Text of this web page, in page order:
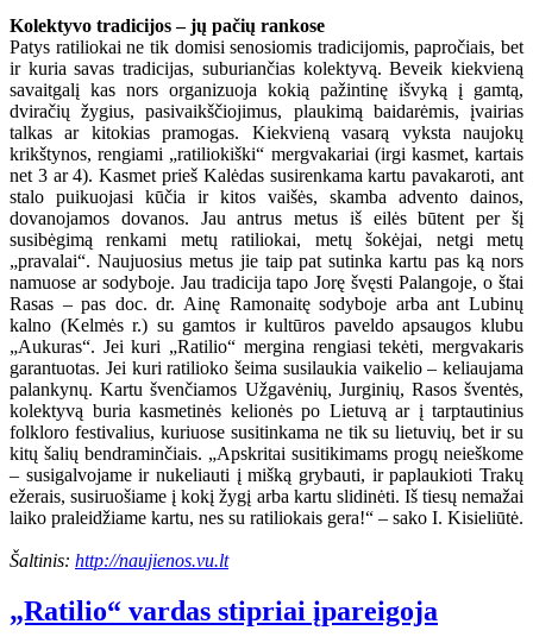
Kolektyvo tradicijos – jų pačių rankose
Patys ratiliokai ne tik domisi senosiomis tradicijomis, papročiais, bet
ir kuria savas tradicijas, suburiančias kolektyvą. Beveik kiekvieną
savaitgalį kas nors organizuoja kokią pažintinę išvyką į gamtą,
dviračių žygius, pasivaikščiojimus, plaukimą baidarėmis, įvairias
talkas ar kitokias pramogas. Kiekvieną vasarą vyksta naujokų
krikštynos, rengiami „ratiliokiški“ mergvakariai (irgi kasmet, kartais
net 3 ar 4). Kasmet prieš Kalėdas susirenkama kartu pavakaroti, ant
stalo puikuojasi kūčia ir kitos vaišės, skamba advento dainos,
dovanojamos dovanos. Jau antrus metus iš eilės būtent per šį
susibėgimą renkami metų ratiliokai, metų šokėjai, netgi metų
„pravalai“. Naujuosius metus jie taip pat sutinka kartu pas ką nors
namuose ar sodyboje. Jau tradicija tapo Jorę švęsti Palangoje, o štai
Rasas – pas doc. dr. Ainę Ramonaitę sodyboje arba ant Lubinų
kalno (Kelmės r.) su gamtos ir kultūros paveldo apsaugos klubu
„Aukuras“. Jei kuri „Ratilio“ mergina rengiasi tekėti, mergvakaris
garantuotas. Jei kuri ratilioko šeima susilaukia vaikelio – keliaujama
palankynų. Kartu švenčiamos Užgavėnių, Jurginių, Rasos šventės,
kolektyvą buria kasmetinės kelionės po Lietuvą ar į tarptautinius
folkloro festivalius, kuriuose susitinkama ne tik su lietuvių, bet ir su
kitų šalių bendraminčiais. „Apskritai susitikimams progų neieškome
– susigalvojame ir nukeliauti į mišką grybauti, ir paplaukioti Trakų
ežerais, susiruošiame į kokį žygį arba kartu slidinėti. Iš tiesų nemažai
laiko praleidžiame kartu, nes su ratiliokais gera!“ – sako I. Kisieliūtė.
Šaltinis: http://naujienos.vu.lt
„Ratilio“ vardas stipriai įpareigoja